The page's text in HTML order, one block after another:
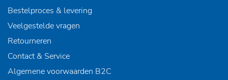
Bestelproces & levering
Veelgestelde vragen
Retourneren
Contact & Service
Algemene voorwaarden B2C